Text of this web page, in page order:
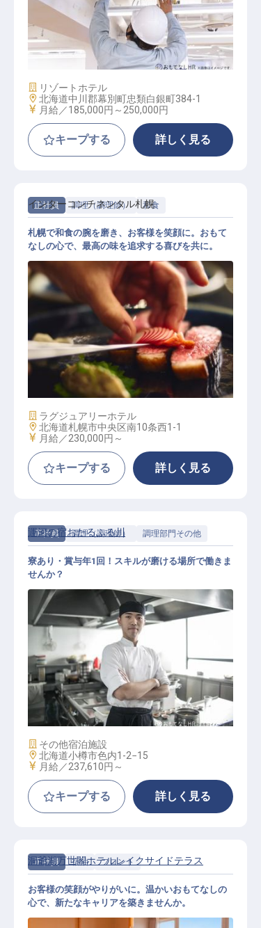
施設管理
施設業態
リゾートホテル
勤務地
北海道中川郡幕別町忠類白銀町384-1
給与
月給／185,000円～ 250,000円
キープする 詳しく見る
正社員 調理（調理師） 和食
調理人（和食）
インターコンチネンタル札幌
札幌で和食の腕を磨き、お客様を笑顔に。おもて
なしの心で、最高の味を追求する喜びを共に。
施設業態
ラグジュアリーホテル
勤務地
北海道札幌市中央区南10条西1-1
給与
月給／230,000円～
キープする 詳しく見る
正社員 調理（調理師） 調理部門その他
調理
運河の宿おたるふる川
寮あり・賞与年1回！スキルが磨ける場所で働きま
せんか？
施設業態
その他宿泊施設
勤務地
北海道小樽市色内1-2−15
給与
月給／237,610円～
キープする 詳しく見る
正社員 宿泊 フロント
洞爺湖万世閣ホテルレイクサイドテラス
お客様の笑顔がやりがいに。温かいおもてなしの
心で、新たなキャリアを築きませんか。